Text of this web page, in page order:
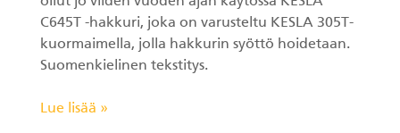
C645T -hakkuri, joka on varusteltu KESLA 305T-
kuormaimella, jolla hakkurin syöttö hoidetaan.
Suomenkielinen tekstitys.
Lue lisää »